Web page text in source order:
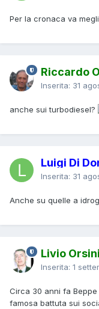
Per la cronaca va
Riccardo
Inserita: 31
anche sui turbodiesel?
Luigi Di
Inserita: 31
Anche su quelle a
Livio Orsini
Inserita: 1
Circa 30 anni fa
famosa battuta sui